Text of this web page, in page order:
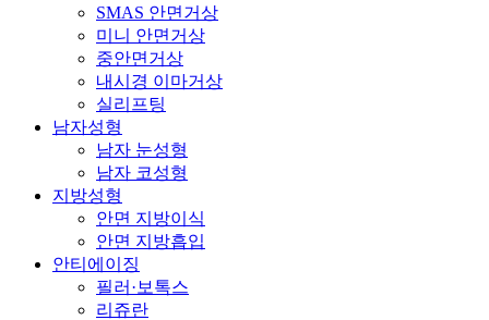
SMAS 안면거상
미니 안면거상
중안면거상
내시경 이마거상
실리프팅
남자성형
남자 눈성형
남자 코성형
지방성형
안면 지방이식
안면 지방흡입
안티에이징
필러·보톡스
리쥬란